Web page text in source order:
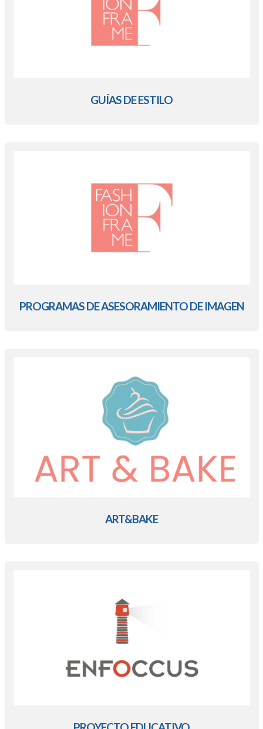
GUÍAS DE ESTILO
PROGRAMAS DE ASESORAMIENTO DE IMAGEN
ART&BAKE